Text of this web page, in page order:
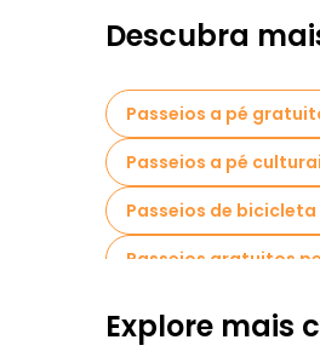
Descubra
Passeios a pé
Passeios a pé
Passeios de bicicleta
Passeios gratuitos
Explore mais